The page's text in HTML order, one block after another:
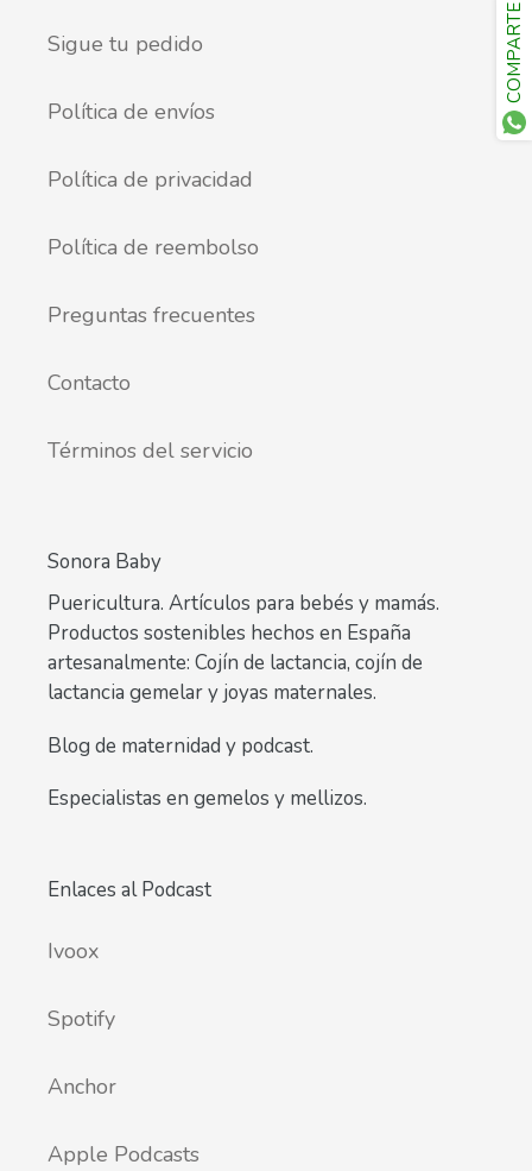
Sigue tu pedido
Política de envíos
Política de privacidad
Política de reembolso
Preguntas frecuentes
Contacto
Términos del servicio
Sonora Baby
Puericultura. Artículos para bebés y mamás.
Productos sostenibles hechos en España
artesanalmente: Cojín de lactancia, cojín de
lactancia gemelar y joyas maternales.
Blog de maternidad y podcast.
Especialistas en gemelos y mellizos.
Enlaces al Podcast
Ivoox
Spotify
Anchor
Apple Podcasts
COMPARTE